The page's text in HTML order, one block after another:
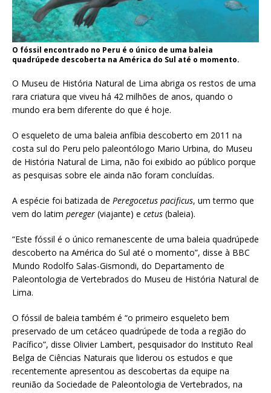
O fóssil encontrado no Peru é o único de uma baleia
quadrúpede descoberta na América do Sul até o momento.
O Museu de História Natural de Lima abriga os restos de uma
rara criatura que viveu há 42 milhões de anos, quando o
mundo era bem diferente do que é hoje.
O esqueleto de uma baleia anfíbia descoberto em 2011 na
costa sul do Peru pelo paleontólogo Mario Urbina, do Museu
de História Natural de Lima, não foi exibido ao público porque
as pesquisas sobre ele ainda não foram concluídas.
A espécie foi batizada de Peregocetus pacificus, um termo que
vem do latim pereger (viajante) e cetus (baleia).
“Este fóssil é o único remanescente de uma baleia quadrúpede
descoberto na América do Sul até o momento”, disse à BBC
Mundo Rodolfo Salas-Gismondi, do Departamento de
Paleontologia de Vertebrados do Museu de História Natural de
Lima.
O fóssil de baleia também é “o primeiro esqueleto bem
preservado de um cetáceo quadrúpede de toda a região do
Pacífico”, disse Olivier Lambert, pesquisador do Instituto Real
Belga de Ciências Naturais que liderou os estudos e que
recentemente apresentou as descobertas da equipe na
reunião da Sociedade de Paleontologia de Vertebrados, na